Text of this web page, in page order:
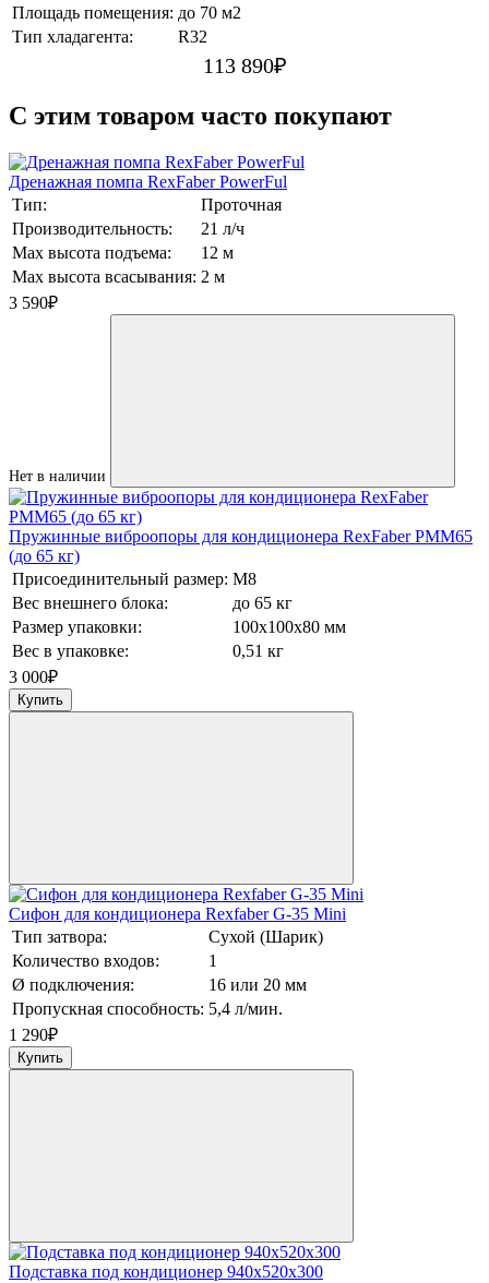
Площадь помещения: до 70 м2
Тип хладагента:
R32
113 890₽
C этим товаром часто покупают
Дренажная помпа RexFaber PowerFul
Тип:
Проточная
Производительность:
21 л/ч
Max высота подъема:
12 м
Max высота всасывания: 2 м
3 590₽
Нет в наличии
Пружинные виброопоры для кондиционера RexFaber PMM65
(до 65 кг)
Присоединительный размер: М8
Вес внешнего блока:
до 65 кг
Размер упаковки:
100х100х80 мм
Вес в упаковке:
0,51 кг
3 000₽
Купить
Сифон для кондиционера Rexfaber G-35 Mini
Тип затвора:
Сухой (Шарик)
Количество входов:
1
Ø подключения:
16 или 20 мм
Пропускная способность: 5,4 л/мин.
1 290₽
Купить
Подставка под кондиционер 940x520x300